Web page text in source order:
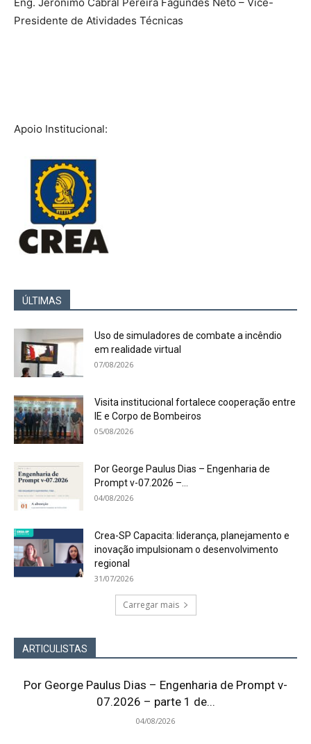
Presidente de Atividades Técnicas
Apoio Institucional:
ÚLTIMAS
Uso de simuladores de combate a incêndio
em realidade virtual
07/08/2026
Visita institucional fortalece cooperação entre
IE e Corpo de Bombeiros
05/08/2026
Por George Paulus Dias – Engenharia de
Prompt v-07.2026 –...
04/08/2026
Crea-SP Capacita: liderança, planejamento e
inovação impulsionam o desenvolvimento
regional
31/07/2026
Carregar mais
ARTICULISTAS
Por George Paulus Dias – Engenharia de Prompt v-
07.2026 – parte 1 de...
04/08/2026